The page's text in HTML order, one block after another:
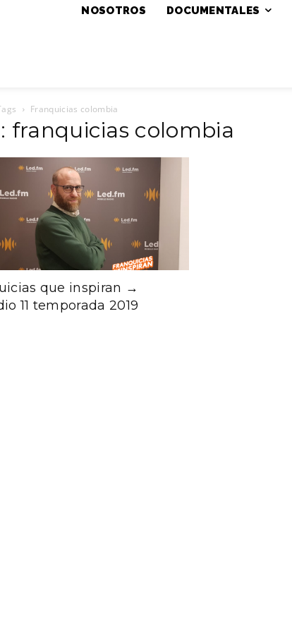
NOSOTROS DOCUMENTALES
Franquicias colombia
franquicias colombia
que inspiran →
11 temporada 2019